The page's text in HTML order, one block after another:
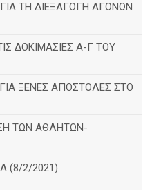
ΤΗ ΔΙΕΞΑΓΩΓΗ ΑΓΩΝΩΝ
ΔΟΚΙΜΑΣΙΕΣ Α-Γ ΤΟΥ
ΞΕΝΕΣ ΑΠΟΣΤΟΛΕΣ ΣΤΟ
ΤΩΝ ΑΘΛΗΤΩΝ-
(8/2/2021)